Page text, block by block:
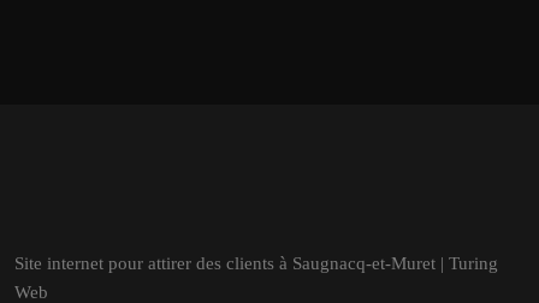
Site internet pour attirer des clients à Saugnacq-et-Muret | Turing
Web